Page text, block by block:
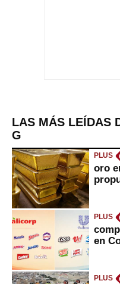
LAS MÁS LEÍDAS
G
PLUS
oro
PLUS
en
PLUS